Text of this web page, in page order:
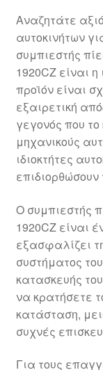
Μεταφορά
Ο
Ολοκλήρωση
Οροι και
Παράπονα
πληρωμές
Πολιτική
Σχετικά με
Αναζητάτε
αυτοκινήτων
συμπιεστής
1920CZ είναι
προϊόν είναι
εξαιρετική
γεγονός που
μηχανικούς
ιδιοκτήτες
Ο συμπιεστής
1920CZ είναι
εξασφαλίζει
συστήματος
κατασκευής
να κρατήσετε
κατάσταση,
συχνές
Για τους